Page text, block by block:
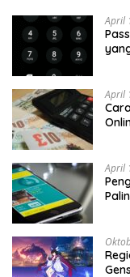
April
April
April